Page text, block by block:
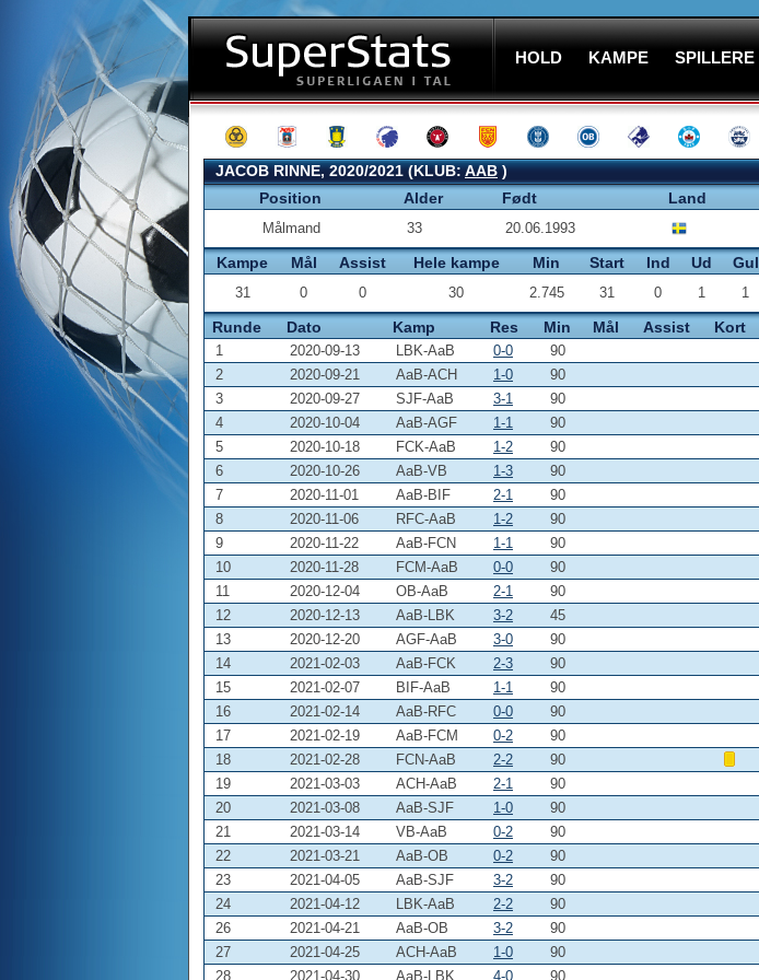
HOLD KAMPE SPILLERE
JACOB RINNE, 2020/2021 (KLUB:AAB)
Position
Alder Født Land
Målmand 33 20.06.1993
Kampe Mål Assist Hele kampe Min Start Ind Ud Gul
31 0 0 30 2.745 31 0 1 1
Runde Dato Kamp Res Min Mål Assist Kort
1 2020-09-13 LBK-AaB 0-0
90
2
2020-09-21 AaB-ACH 1-0
90
3
2020-09-27 SJF-AaB 3-1
90
4
2020-10-04 AaB-AGF 1-1
90
5
2020-10-18 FCK-AaB 1-2
90
6
2020-10-26 AaB-VB 1-3
90
7
2020-11-01 AaB-BIF 2-1
90
8
2020-11-06 RFC-AaB 1-2
90
9
2020-11-22 AaB-FCN 1-1
90
10
2020-11-28 FCM-AaB 0-0
90
11
2020-12-04 OB-AaB 2-1
90
12
2020-12-13 AaB-LBK 3-2
45
13
2020-12-20 AGF-AaB 3-0
90
14
2021-02-03 AaB-FCK 2-3
90
15
2021-02-07 BIF-AaB 1-1
90
16
2021-02-14 AaB-RFC 0-0
90
17
2021-02-19 AaB-FCM 0-2
90
18
2021-02-28 FCN-AaB 2-2 90
19
2021-03-03 ACH-AaB 2-1
90
20
2021-03-08 AaB-SJF 1-0
90
21
2021-03-14 VB-AaB 0-2
90
22
2021-03-21 AaB-OB 0-2
90
23
2021-04-05 AaB-SJF 3-2
90
24
2021-04-12 LBK-AaB 2-2
90
26
2021-04-21 AaB-OB 3-2
90
27
2021-04-25 ACH-AaB 1-0
90
28
2021-04-30 AaB-LBK 4-0 90